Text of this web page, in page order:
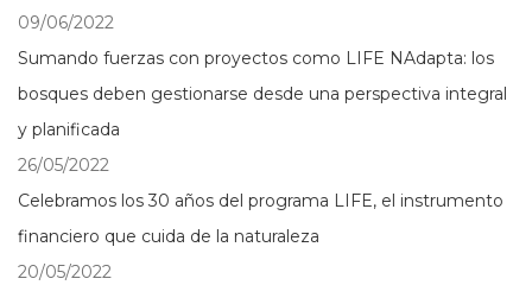
09/06/2022
Sumando fuerzas con proyectos como LIFE NAdapta: los
bosques deben gestionarse desde una perspectiva integral
y planificada
26/05/2022
Celebramos los 30 años del programa LIFE, el instrumento
financiero que cuida de la naturaleza
20/05/2022